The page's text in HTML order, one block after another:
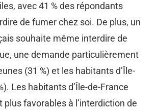
avec 41 % des répondants
de fumer chez soi. De plus, un
souhaite même interdire de
une demande particulièrement
(31 %) et les habitants d’Île-
Les habitants d’Île-de-France
plus favorables à l’interdiction de